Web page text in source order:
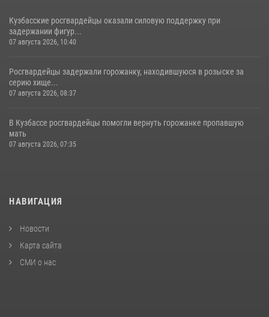
Кузбасские росгвардейцы оказали силовую поддержку при
задержании фигур...
07 августа 2026, 10:40
Росгвардейцы задержали горожанку, находившуюся в розыске за
серию хище...
07 августа 2026, 08:37
В Кузбассе росгвардейцы помогли вернуть горожанке пропавшую
мать
07 августа 2026, 07:35
НАВИГАЦИЯ
Новости
Карта сайта
СМИ о нас